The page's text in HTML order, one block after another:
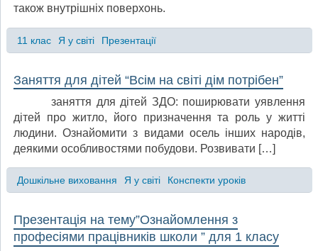
також внутрішніх поверхонь.
11 клас Я у світі Презентації
Заняття для дітей “Всім на світі дім потрібен”
заняття для дітей ЗДО: поширювати уявлення
дітей про житло, його призначення та роль у житті
людини. Ознайомити з видами осель інших народів,
деякими особливостями побудови. Розвивати […]
Дошкільне виховання Я у світі Конспекти уроків
Презентація на тему”Ознайомлення з
професіями працівників школи ” для 1 класу